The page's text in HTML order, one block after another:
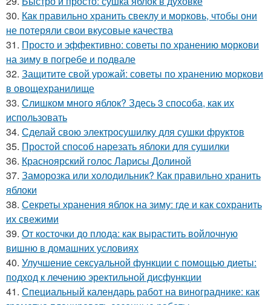
30. Как правильно хранить свеклу и морковь, чтобы они
не потеряли свои вкусовые качества
31. Просто и эффективно: советы по хранению моркови
на зиму в погребе и подвале
32. Защитите свой урожай: советы по хранению моркови
в овощехранилище
33. Слишком много яблок? Здесь 3 способа, как их
использовать
34. Сделай свою электросушилку для сушки фруктов
35. Простой способ нарезать яблоки для сушилки
36. Красноярский голос Ларисы Долиной
37. Заморозка или холодильник? Как правильно хранить
яблоки
38. Секреты хранения яблок на зиму: где и как сохранить
их свежими
39. От косточки до плода: как вырастить войлочную
вишню в домашних условиях
40. Улучшение сексуальной функции с помощью диеты:
подход к лечению эректильной дисфункции
41. Специальный календарь работ на винограднике: как